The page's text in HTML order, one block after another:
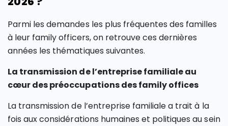
Parmi les demandes les plus fréquentes des familles
à leur family officers, on retrouve ces dernières
années les thématiques suivantes.
La transmission de l’entreprise familiale au
cœur des préoccupations des family offices
La transmission de l’entreprise familiale a trait à la
fois aux considérations humaines et politiques au sein